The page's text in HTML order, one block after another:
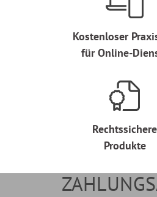
Kostenloser
für Online-
Rechtssichere
Produkte